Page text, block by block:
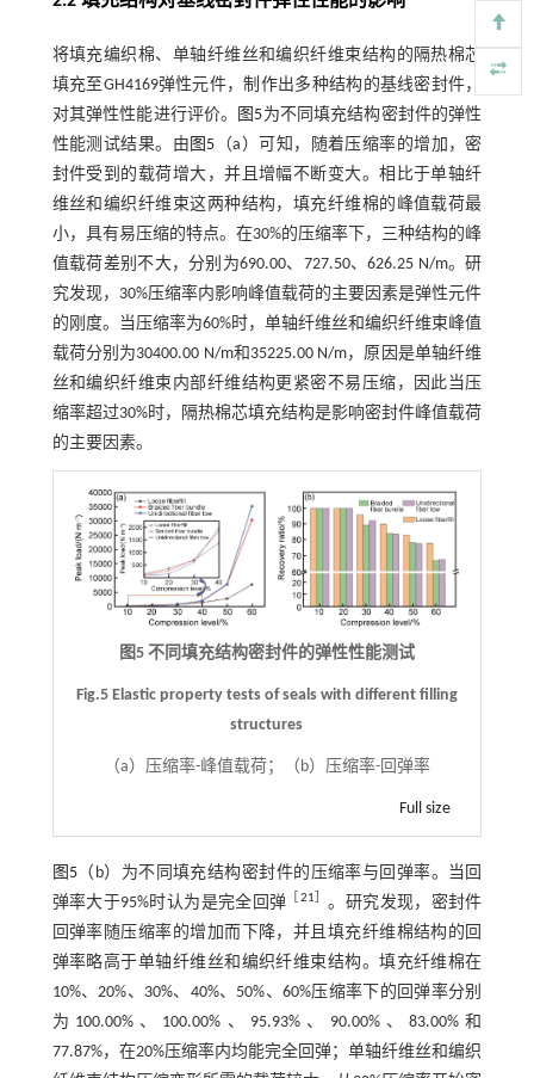
将填充编织棉、单轴纤维丝和编织纤维束结构的隔热棉芯
填充至GH4169弹性元件，制作出多种结构的基线密封件，
对其弹性性能进行评价。
图5为不同填充结构密封件的弹性
性能测试结果。由 图5 （a）可知，随着压缩率的增加，密
封件受到的载荷增大，并且增幅不断变大。相比于单轴纤
维丝和编织纤维束这两种结构，填充纤维棉的峰值载荷最
小，具有易压缩的特点。在30%的压缩率下，三种结构的峰
值载荷差别不大，分别为690.00、727.50、626.25 N/m。研
究发现，30%压缩率内影响峰值载荷的主要因素是弹性元件
的刚度。当压缩率为60%时，单轴纤维丝和编织纤维束峰值
载荷分别为30400.00 N/m和35225.00 N/m，原因是单轴纤维
丝和编织纤维束内部纤维结构更紧密不易压缩，因此当压
缩率超过30%时，隔热棉芯填充结构是影响密封件峰值载荷
的主要因素。
图5 不同填充结构密封件的弹性性能测试
Fig.5 Elastic property tests of seals with different filling
structures
（a）压缩率-峰值载荷；（b）压缩率-回弹率
Full size
图5 （b）为不同填充结构密封件的压缩率与回弹率。当回
弹率大于95%时认为是完全回弹
21
。研究发现，密封件
回弹率随压缩率的增加而下降，并且填充纤维棉结构的回
弹率略高于单轴纤维丝和编织纤维束结构。填充纤维棉在
10%、20%、30%、40%、50%、60%压缩率下的回弹率分别
为100.00%、100.00%、95.93%、90.00%、83.00%和
77.87%，在20%压缩率内均能完全回弹；单轴纤维丝和编织